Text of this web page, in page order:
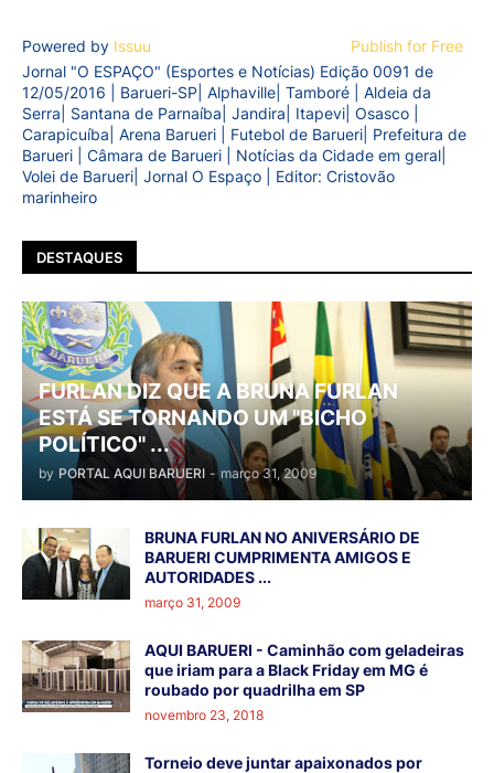
Powered by Issuu
Publish for Free
Jornal "O ESPAÇO" (Esportes e Notícias) Edição 0091 de
12/05/2016 | Barueri-SP| Alphaville| Tamboré | Aldeia da
Serra| Santana de Parnaíba| Jandira| Itapevi| Osasco |
Carapicuíba| Arena Barueri | Futebol de Barueri| Prefeitura de
Barueri | Câmara de Barueri | Notícias da Cidade em geral|
Volei de Barueri| Jornal O Espaço | Editor: Cristovão
marinheiro
DESTAQUES
FURLAN DIZ QUE A BRUNA FURLAN
ESTÁ SE TORNANDO UM "BICHO
POLÍTICO" ...
by PORTAL AQUI BARUERI - março 31, 2009
BRUNA FURLAN NO ANIVERSÁRIO DE
BARUERI CUMPRIMENTA AMIGOS E
AUTORIDADES ...
março 31, 2009
AQUI BARUERI - Caminhão com geladeiras
que iriam para a Black Friday em MG é
roubado por quadrilha em SP
novembro 23, 2018
Torneio deve juntar apaixonados por